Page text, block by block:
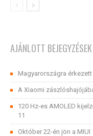
AJÁNLOTT BEJEGYZÉSEK
Magyarországra érkezett
A Xiaomi
120 Hz-es AMOLED
11
Október 22-én jön a MIUI